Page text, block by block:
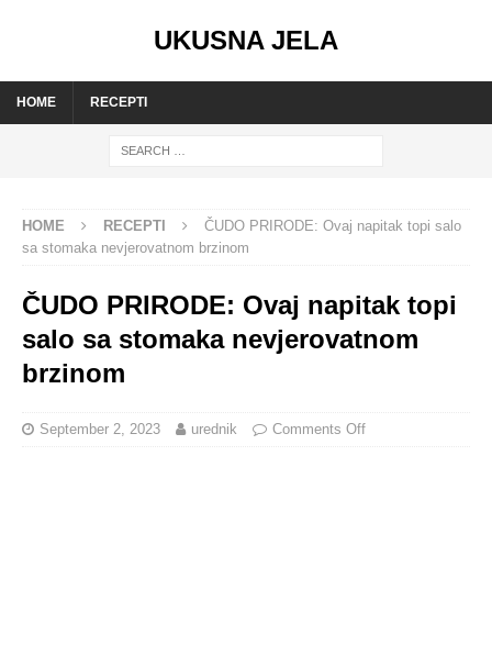
UKUSNA JELA
HOME RECEPTI
HOME RECEPTI
ČUDO PRIRODE: Ovaj napitak topi salo
sa stomaka nevjerovatnom brzinom
ČUDO PRIRODE: Ovaj napitak topi
salo sa stomaka nevjerovatnom
brzinom
September 2, 2023 urednik Comments Off